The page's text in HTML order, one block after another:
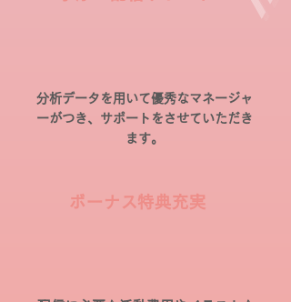
分析データを用いて優秀なマネージャ
ーがつき、サポートをさせていただき
ます。
ボーナス特典充実